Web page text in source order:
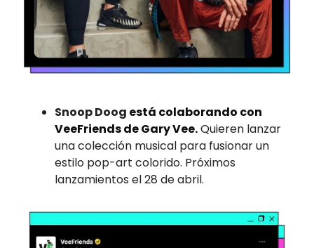
Snoop Doog está colaborando con
VeeFriends de Gary Vee.Quieren lanzar
una colección musical para fusionar un
estilo pop-art colorido. Próximos
lanzamientos el 28 de abril.